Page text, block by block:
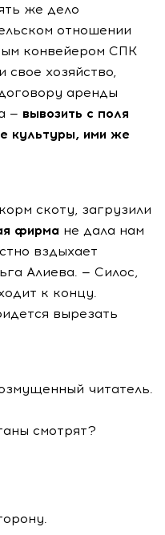
же дело
отношении
конвейером СПК
свое хозяйство,
аренды
— вывозить с поля
культуры, ими же
скоту, загрузили
фирма не дала нам
вздыхает
Алиева. — Силос,
к концу.
вырезать
читатель.
смотрят?